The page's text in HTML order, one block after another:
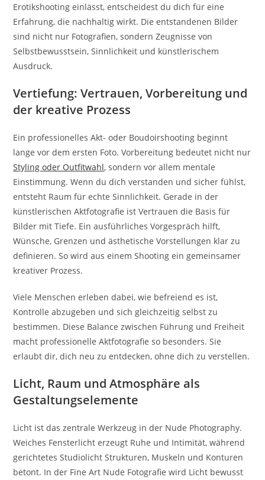
Erotikshooting einlässt, entscheidest du dich für eine
Erfahrung, die nachhaltig wirkt. Die entstandenen Bilder
sind nicht nur Fotografien, sondern Zeugnisse von
Selbstbewusstsein, Sinnlichkeit und künstlerischem
Ausdruck.
Vertiefung: Vertrauen, Vorbereitung und
der kreative Prozess
Ein professionelles Akt- oder Boudoirshooting beginnt
lange vor dem ersten Foto. Vorbereitung bedeutet nicht nur
Styling oder Outfitwahl, sondern vor allem mentale
Einstimmung. Wenn du dich verstanden und sicher fühlst,
entsteht Raum für echte Sinnlichkeit. Gerade in der
künstlerischen Aktfotografie ist Vertrauen die Basis für
Bilder mit Tiefe. Ein ausführliches Vorgespräch hilft,
Wünsche, Grenzen und ästhetische Vorstellungen klar zu
definieren. So wird aus einem Shooting ein gemeinsamer
kreativer Prozess.
Viele Menschen erleben dabei, wie befreiend es ist,
Kontrolle abzugeben und sich gleichzeitig selbst zu
bestimmen. Diese Balance zwischen Führung und Freiheit
macht professionelle Aktfotografie so besonders. Sie
erlaubt dir, dich neu zu entdecken, ohne dich zu verstellen.
Licht, Raum und Atmosphäre als
Gestaltungselemente
Licht ist das zentrale Werkzeug in der Nude Photography.
Weiches Fensterlicht erzeugt Ruhe und Intimität, während
gerichtetes Studio­licht Strukturen, Muskeln und Konturen
betont. In der Fine Art Nude Fotografie wird Licht bewusst